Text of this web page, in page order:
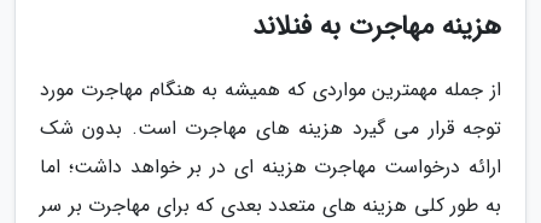
هزینه مهاجرت به فنلاند
از جمله مهمترین مواردی که همیشه به هنگام مهاجرت مورد
توجه قرار می گیرد هزینه های مهاجرت است. بدون شک
ارائه درخواست مهاجرت هزینه ای در بر خواهد داشت؛ اما
به طور کلی هزینه های متعدد بعدی که برای مهاجرت بر سر